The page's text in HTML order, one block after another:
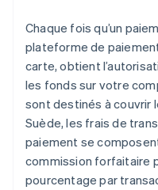
Chaque fois qu’un
plateforme de
carte, obtient
les fonds sur votre
sont destinés à couvrir
Suède, les frais de
paiement se
commission forfaitaire
pourcentage par